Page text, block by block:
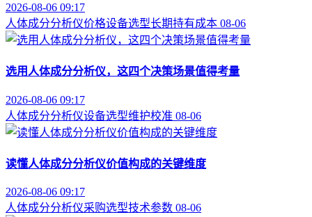
2026-08-06 09:17
人体成分分析仪价格设备选型长期持有成本 08-06
选用人体成分分析仪，这四个决策场景值得考量
2026-08-06 09:17
人体成分分析仪设备选型维护校准 08-06
读懂人体成分分析仪价值构成的关键维度
2026-08-06 09:17
人体成分分析仪采购选型技术参数 08-06